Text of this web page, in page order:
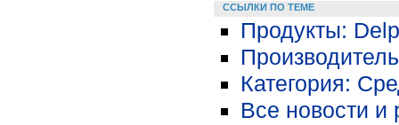
ССЫЛКИ ПО ТЕМЕ
Продукты:
Категория:
Все новости и